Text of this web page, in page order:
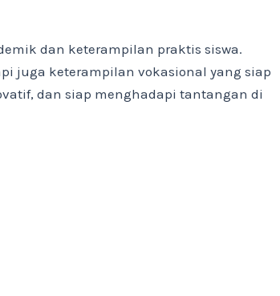
dan keterampilan praktis siswa.
juga keterampilan vokasional yang siap
dan siap menghadapi tantangan di